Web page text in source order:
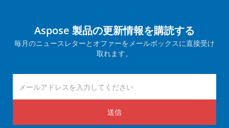
Aspose 製品の更新情報を購読する
毎月のニュースレターとオファーをメールボックスに直接受け
取れます。
送信